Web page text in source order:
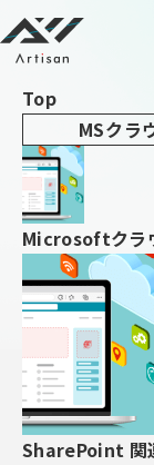
アーテ
Top
MSクラ
Microsoftクラ
SharePoint 関
TOP
SharePoint
｜X-SP
2026/05/
ストを全
Feature